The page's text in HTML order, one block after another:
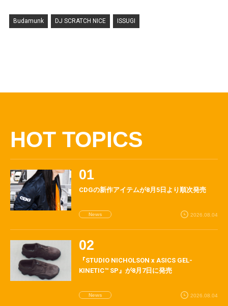
Budamunk DJ SCRATCH NICE ISSUGI
HOT TOPICS
CDGの新作アイテムが8月5日より順次発売
News 2026.08.04
『STUDIO NICHOLSON x ASICS GEL-
KINETIC™ SP』が8月7日に発売
News 2026.08.04